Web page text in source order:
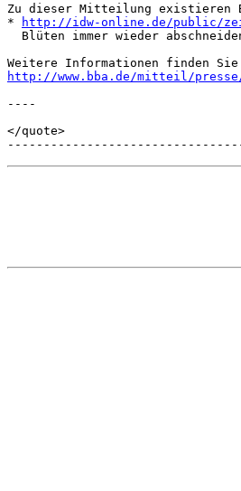
Zu dieser Mitteilung existieren
*
http://idw-online.de/public/
Blüten immer wieder
http://www.bba.de/mitteil/presse/
----
</quote>